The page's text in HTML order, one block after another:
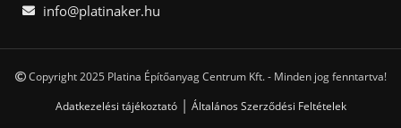
info@platinaker.hu
Copyright 2025 Platina Építőanyag Centrum Kft. - Minden jog fenntartva!
Adatkezelési tájékoztató| Általános Szerződési Feltételek